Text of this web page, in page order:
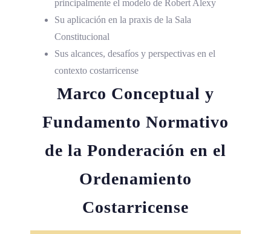
principalmente el modelo de Robert Alexy
Su aplicación en la praxis de la Sala
Constitucional
Sus alcances, desafíos y perspectivas en el
contexto costarricense
Marco Conceptual y
Fundamento Normativo
de la Ponderación en el
Ordenamiento
Costarricense